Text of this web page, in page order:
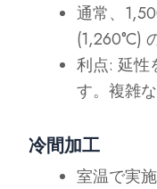
通常、
(1,260°C)
利点: 延性
す。複雑
冷間加工
室温で実施